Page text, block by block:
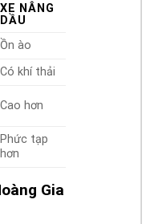
XE NÂNG
DẦU
Ồn ào
Có khí thải
Cao hơn
Phức tạp
hơn
Gia